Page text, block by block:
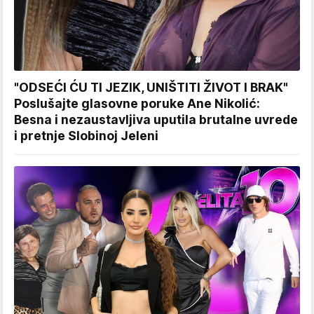
"ODSEĆI ĆU TI JEZIK, UNIŠTITI ŽIVOT I BRAK"
Poslušajte glasovne poruke Ane Nikolić:
Besna i nezaustavljiva uputila brutalne uvrede
i pretnje Slobinoj Jeleni